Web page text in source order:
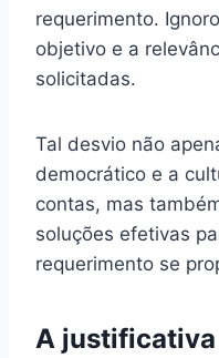
requerimento.
objetivo e a
solicitadas.
Tal desvio não
democrático e a
contas, mas
soluções efetivas
requerimento se
A